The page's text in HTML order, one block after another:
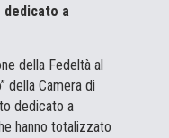
dedicato a
della Fedeltà al
della Camera di
dedicato a
hanno totalizzato